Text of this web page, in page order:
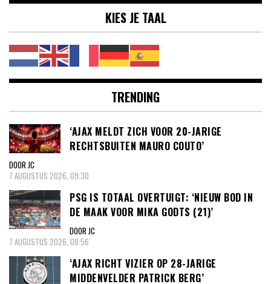
KIES JE TAAL
TRENDING
‘AJAX MELDT ZICH VOOR 20-JARIGE
RECHTSBUITEN MAURO COUTO’
DOOR JC
7 AUGUSTUS 2026, 09:30
PSG IS TOTAAL OVERTUIGT: ‘NIEUW BOD IN
DE MAAK VOOR MIKA GODTS (21)’
DOOR JC
7 AUGUSTUS 2026, 08:56
‘AJAX RICHT VIZIER OP 28-JARIGE
MIDDENVELDER PATRICK BERG’